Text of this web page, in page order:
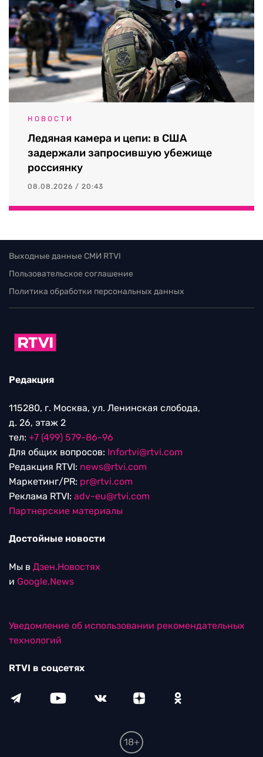
НОВОСТИ
Ледяная камера и цепи: в США
задержали запросившую убежище
россиянку
08.08.2026 / 20:43
Выходные данные СМИ RTVI
Пользовательское соглашение
Политика обработки персональных данных
Редакция
115280, г. Москва, ул. Ленинская слобода,
д. 26, этаж 2
тел: +7 (499) 579-86-96
Для общих вопросов: Infortvi@rtvi.com
Редакция RTVI: news@rtvi.com
Маркетинг/PR: pr@rtvi.com
Реклама RTVI: adv-eu@rtvi.com
Партнерские материалы
Достойные новости
Мы в Дзен.Новостях
и Google.News
Уведомление об использовании рекомендательных
технологий
RTVI в соцсетях
18+